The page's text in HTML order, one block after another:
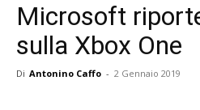
Microsoft
sulla Xbox One
Di Antonino Caffo - 2 Gennaio 2019